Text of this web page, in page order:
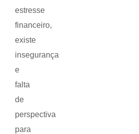
estresse
financeiro,
existe
insegurança
e
falta
de
perspectiva
para